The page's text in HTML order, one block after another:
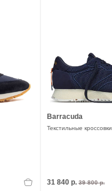
Barracuda
Текстильные кроссовки
31 840 р. 39 800 р.